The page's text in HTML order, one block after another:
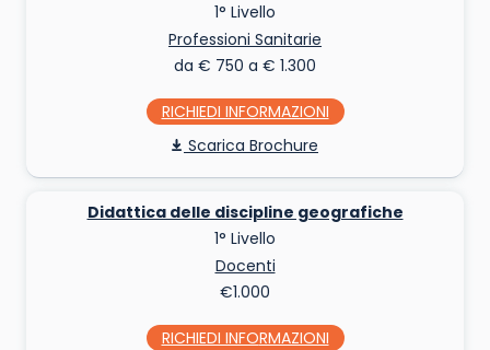
1° Livello
Professioni Sanitarie
da € 750 a € 1.300
RICHIEDI INFO
Scarica Brochure
Didattica delle discipline geografiche
1° Livello
Docenti
€1.000
RICHIEDI INFO